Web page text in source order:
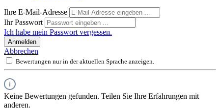
Ihre E-Mail-Adresse
Ihr Passwort
Ich habe mein Passwort vergessen.
Anmelden
Abbrechen
Bewertungen nur in der aktuellen Sprache anzeigen.
Keine Bewertungen gefunden. Teilen Sie Ihre Erfahrungen mit
anderen.